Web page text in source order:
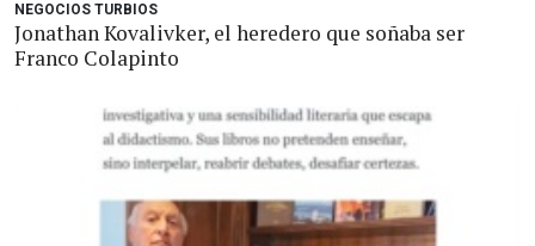
NEGOCIOS TURBIOS
Jonathan Kovalivker, el heredero que soñaba ser
Franco Colapinto